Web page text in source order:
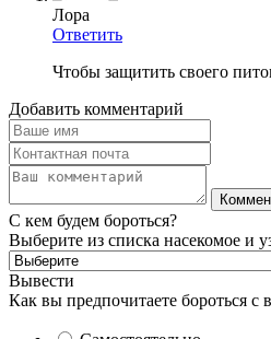
Лора
Ответить
Чтобы защитить своего
Добавить комментарий
С кем будем бороться?
Выберите из списка насекомое и
Вывести
Как вы предпочитаете бороться с